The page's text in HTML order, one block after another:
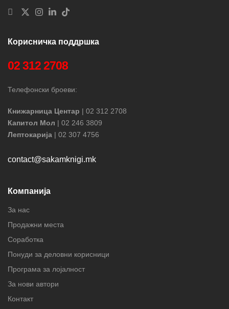
Корисничка поддршка
02 312 2708
Телефонски броеви:
Книжарница Центар | 02 312 2708
Капитол Мол | 02 246 3809
Лептокарија | 02 307 4756
contact@sakamknigi.mk
Компанија
За нас
Продажни места
Соработка
Понуди за деловни корисници
Програма за лојалност
За нови автори
Контакт